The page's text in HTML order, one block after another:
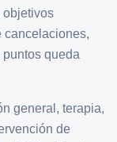
objetivos
cancelaciones,
queda
general, terapia,
de